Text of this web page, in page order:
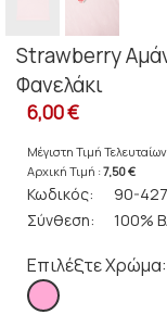
Strawberry
Φανελάκι
6,00 €
Μέγιστη Τιμή
Αρχική Τιμή :7,50 €
Κωδικός:
90-
Σύνθεση:
100%
Επιλέξτε Χρώμα: